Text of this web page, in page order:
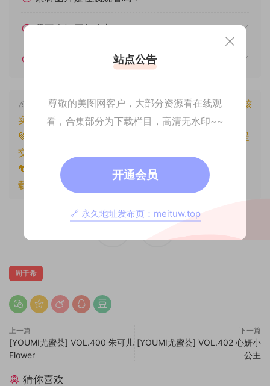
我不会解压怎么办？
遇见其他问题怎么办？
本文资源仅供个人参考学习，请勿批量搬运，一经核
实将封禁账号权限！
💚本文资源均来源网友分享，若侵犯了您的权益可以提
交工单处理。
🧡原文链接：
https://www.znjxg.com/518.html
载请注明出处。
周于希
上一篇
[YOUMI尤蜜荟] VOL.400 朱可儿
Flower
下一篇
[YOUMI尤蜜荟] VOL.402 心妍小
公主
猜你喜欢
站点公告
尊敬的美图网客户，大部分资源看在线观
看，合集部分为下载栏目，高清无水印~~
开通会员
🔗 永久地址发布页：meituw.top